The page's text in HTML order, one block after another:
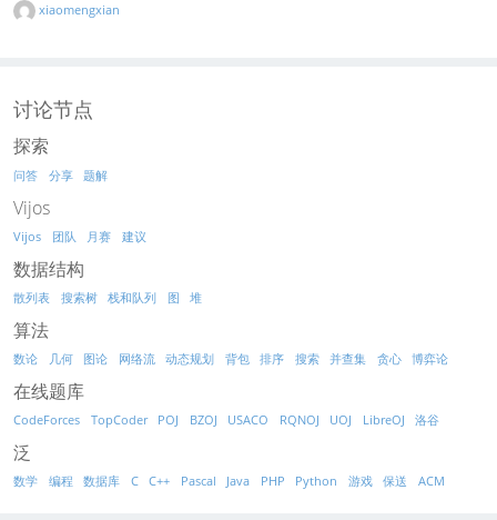
xiaomengxian
讨论节点
探索
问答 分享 题解
Vijos
Vijos 团队 月赛 建议
数据结构
散列表 搜索树 栈和队列 图 堆
算法
数论 几何 图论 网络流 动态规划 背包 排序 搜索 并查集 贪心 博弈论
在线题库
CodeForces TopCoder POJ BZOJ USACO RQNOJ UOJ LibreOJ 洛谷
泛
数学 编程 数据库 C C++ Pascal Java PHP Python 游戏 保送 ACM